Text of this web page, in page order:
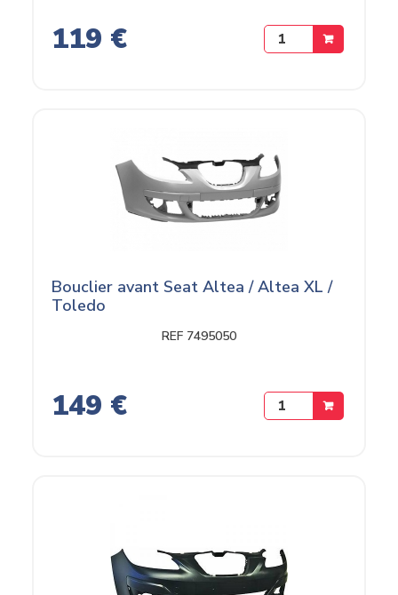
119 €
Bouclier avant Seat Altea / Altea XL /
Toledo
REF 7495050
149 €